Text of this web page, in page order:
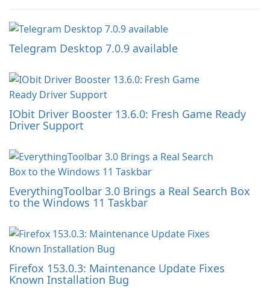
Telegram Desktop 7.0.9 available
IObit Driver Booster 13.6.0: Fresh Game Ready
Driver Support
EverythingToolbar 3.0 Brings a Real Search Box
to the Windows 11 Taskbar
Firefox 153.0.3: Maintenance Update Fixes
Known Installation Bug